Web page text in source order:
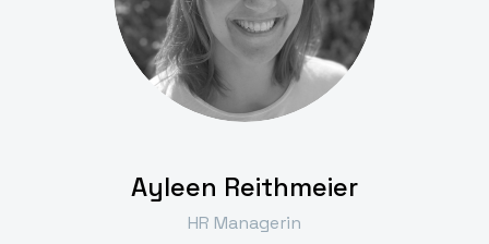
Ayleen Reithmeier
HR Managerin